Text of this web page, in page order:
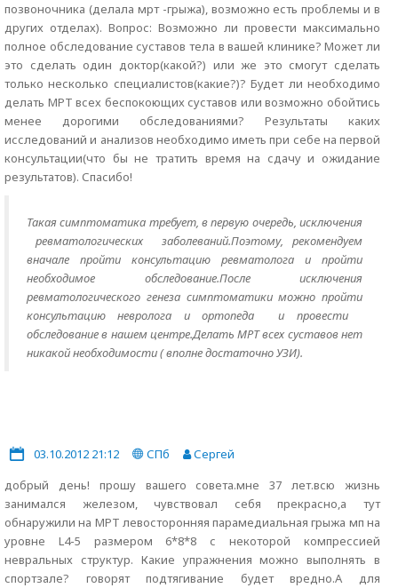
позвоночника (делала мрт -грыжа), возможно есть проблемы и в
других отделах). Вопрос: Возможно ли провести максимально
полное обследование суставов тела в вашей клинике? Может ли
это сделать один доктор(какой?) или же это смогут сделать
только несколько специалистов(какие?)? Будет ли необходимо
делать МРТ всех беспокоющих суставов или возможно обойтись
менее дорогими обследованиями? Результаты каких
исследований и анализов необходимо иметь при себе на первой
консультации(что бы не тратить время на сдачу и ожидание
результатов). Спасибо!
Такая симптоматика требует, в первую очередь, исключения
ревматологических заболеваний.Поэтому, рекомендуем
вначале пройти консультацию ревматолога и пройти
необходимое обследование.После исключения
ревматологического генеза симптоматики можно пройти
консультацию невролога и ортопеда и провести
обследование в нашем центре.Делать МРТ всех суставов нет
никакой необходимости ( вполне достаточно УЗИ).
03.10.2012 21:12 СПб
Сергей
добрый день! прошу вашего совета.мне 37 лет.всю жизнь
занимался железом, чувствовал себя прекрасно,а тут
обнаружили на МРТ левосторонняя парамедиальная грыжа мп на
уровне L4-5 размером 6*8*8 с некоторой компрессией
невральных структур. Какие упражнения можно выполнять в
спортзале? говорят подтягивание будет вредно.А для